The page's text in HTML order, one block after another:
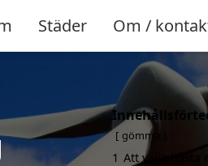
Städer Om /
gömma
1 Att välja bästa